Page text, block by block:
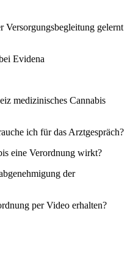
Versorgungsbegleitung gelernt
Evidena
medizinisches Cannabis
ich für das Arztgespräch?
eine Verordnung wirkt?
der
per Video erhalten?